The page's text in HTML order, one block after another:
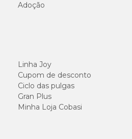
Adoção
Linha Joy
Cupom de desconto
Ciclo das pulgas
Gran Plus
Minha Loja Cobasi